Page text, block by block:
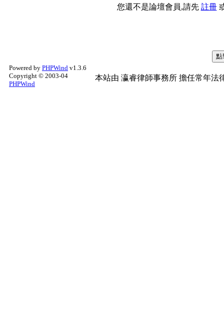
您還不是論壇會員,請先 註冊
Powered by PHPWind v1.3.6
Copyright © 2003-04
PHPWind
本站由 瀛睿律師事務所 擔任常年法